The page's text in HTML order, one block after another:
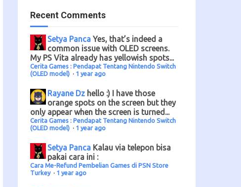
Recent Comments
Setya Panca Yes, that’s indeed a
common issue with OLED screens.
My PS Vita already has yellowish spots...
Cerita Games : Pendapat Tentang Nintendo Switch
(OLED model) · 1 year ago
Rayane Dz hello :) I have those
orange spots on the screen but they
only appear when the screen is turned...
Cerita Games : Pendapat Tentang Nintendo Switch
(OLED model) · 1 year ago
Setya Panca Kalau via telepon bisa
pakai cara ini :
Cara Me-Refund Pembelian Games di PSN Store
Turkey · 1 year ago